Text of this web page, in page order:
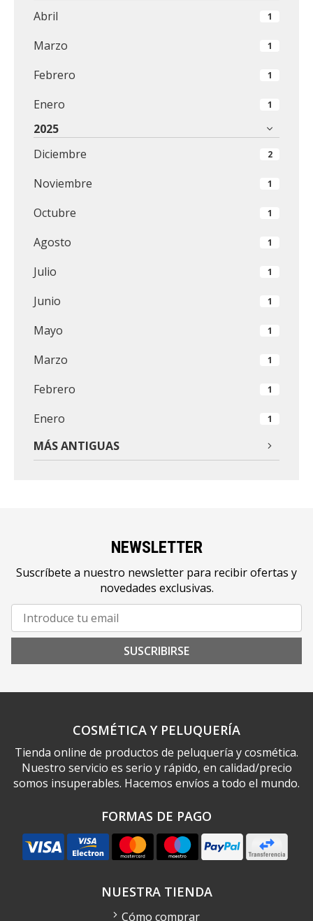
Abril
1
Marzo 1
Febrero 1
Enero 1
2025
Diciembre
2
Noviembre 1
Octubre 1
Agosto 1
Julio 1
Junio 1
Mayo 1
Marzo 1
Febrero 1
Enero 1
MÁS ANTIGUAS
NEWSLETTER
Suscríbete a nuestro newsletter para recibir ofertas y
novedades exclusivas.
SUSCRIBIRSE
COSMÉTICA Y PELUQUERÍA
Tienda online de productos de peluquería y cosmética.
Nuestro servicio es serio y rápido, en calidad/precio
somos insuperables. Hacemos envíos a todo el mundo.
FORMAS DE PAGO
NUESTRA TIENDA
Cómo comprar